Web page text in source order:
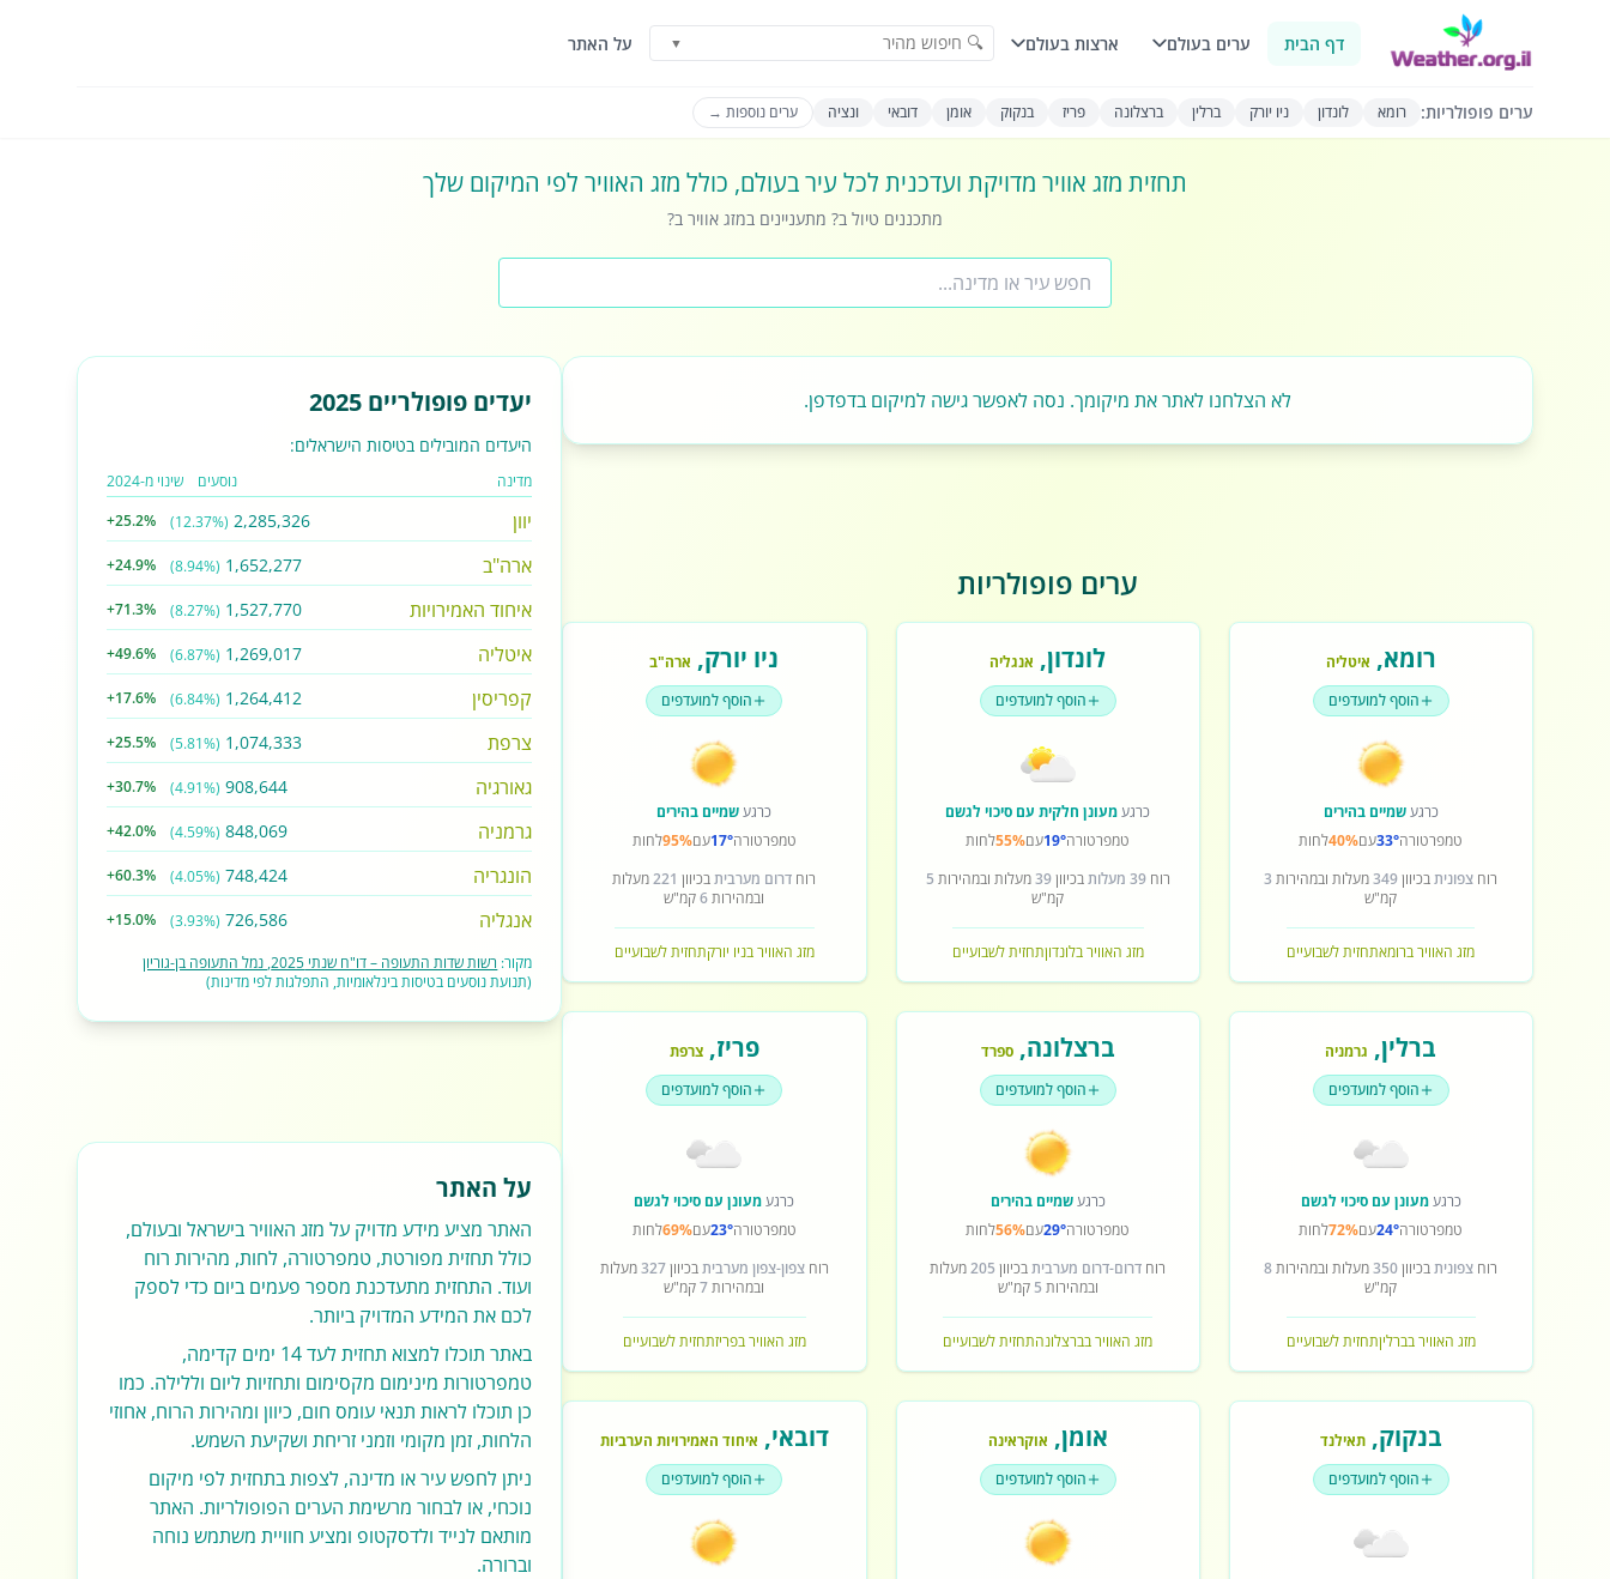
דף הבית ערים בעולם ארצות בעולם 🔍 חיפוש מהיר ▼ על האתר
ערים פופולריות: רומא לונדון ניו יורק ברלין ברצלונה פריז בנקוק אומן דובאי ונציה ערים נוספות →
תחזית מזג אוויר מדויקת ועדכנית לכל עיר בעולם, כולל מזג האוויר לפי המיקום שלך
מתכננים טיול ב? מתעניינים במזג אוויר ב?
לא הצלחנו לאתר את מיקומך. נסה לאפשר גישה למיקום בדפדפן.
ערים פופולריות
רומא, איטליה
הוסף למועדפים
כרגעשמיים בהירים
טמפרטורה33°עם40%לחות
רוח צפוניתבכיוון349מעלות ובמהירות 3
קמ"ש
מזג האוויר ברומאתחזית לשבועיים
לונדון, אנגליה
הוסף למועדפים
כרגעמעונן חלקית עם סיכוי לגשם
טמפרטורה19°עם55%לחות
רוח39 מעלות בכיוון39מעלות ובמהירות 5
קמ"ש
מזג האוויר בלונדוןתחזית לשבועיים
ניו יורק, ארה"ב
הוסף למועדפים
כרגעשמיים בהירים
טמפרטורה17°עם95%לחות
רוח דרום מערביתבכיוון 221מעלות
ובמהירות6קמ"ש
מזג האוויר בניו יורקתחזית לשבועיים
ברלין, גרמניה
הוסף למועדפים
כרגעמעונן עם סיכוי לגשם
טמפרטורה24°עם72%לחות
רוח צפוניתבכיוון350מעלות ובמהירות8
קמ"ש
מזג האוויר בברליןתחזית לשבועיים
ברצלונה,ספרד
הוסף למועדפים
כרגעשמיים בהירים
טמפרטורה29°עם56%לחות
רוח דרום-דרום מערביתבכיוון 205מעלות
ובמהירות 5 קמ"ש
מזג האוויר בברצלונהתחזית לשבועיים
פריז,צרפת
הוסף למועדפים
כרגעמעונן עם סיכוי לגשם
טמפרטורה23°עם69%לחות
רוחצפון-צפון מערביתבכיוון327מעלות
ובמהירות7קמ"ש
מזג האוויר בפריזתחזית לשבועיים
בנקוק,תאילנד
הוסף למועדפים
אומן, אוקראינה
הוסף למועדפים
דובאי, איחוד האמירויות הערביות
הוסף למועדפים
יעדים פופולריים 2025
היעדים המובילים בטיסות הישראלים:
מדינה נוסעים שינוי מ-2024
יוון 2,285,326
(12.37%)
+25.2%
ארה"ב 1,652,277
(8.94%)
+24.9%
איחוד האמירויות 1,527,770
(8.27%)
+71.3%
איטליה 1,269,017
(6.87%)
+49.6%
קפריסין 1,264,412
(6.84%)
+17.6%
צרפת 1,074,333
(5.81%)
+25.5%
גאורגיה 908,644
(4.91%)
+30.7%
גרמניה 848,069
(4.59%)
+42.0%
הונגריה 748,424
(4.05%)
+60.3%
אנגליה 726,586
(3.93%)
+15.0%
מקור: רשות שדות התעופה – דו"ח שנתי 2025, נמל התעופה בן-גוריון
(תנועת נוסעים בטיסות בינלאומיות, התפלגות לפי מדינות)
על האתר
האתר מציע מידע מדויק על מזג האוויר בישראל ובעולם,
כולל תחזית מפורטת, טמפרטורה, לחות, מהירות רוח
ועוד. התחזית מתעדכנת מספר פעמים ביום כדי לספק
לכם את המידע המדויק ביותר.
באתר תוכלו למצוא תחזית לעד 14 ימים קדימה,
טמפרטורות מינימום מקסימום ותחזיות ליום וללילה. כמו
כן תוכלו לראות תנאי עומס חום, כיוון ומהירות הרוח, אחוזי
הלחות, זמן מקומי וזמני זריחת ושקיעת השמש.
ניתן לחפש עיר או מדינה, לצפות בתחזית לפי מיקום
נוכחי, או לבחור מרשימת הערים הפופולריות. האתר
מותאם לנייד ולדסקטופ ומציע חוויית משתמש נוחה
וברורה.